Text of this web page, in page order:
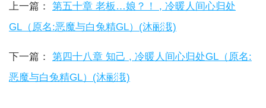
上一篇： 第五十章 老板…娘？！ , 冷暖人间心归处
GL（原名:恶魔与白兔精GL）(沐彨涐)
下一篇： 第四十八章 知己 , 冷暖人间心归处GL（原名:
恶魔与白兔精GL）(沐彨涐)